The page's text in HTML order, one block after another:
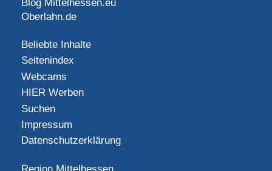
Blog Mittelhessen.eu
Oberlahn.de
Beliebte Inhalte
Seitenindex
Webcams
HIER Werben
Suchen
Impressum
Datenschutzerklärung